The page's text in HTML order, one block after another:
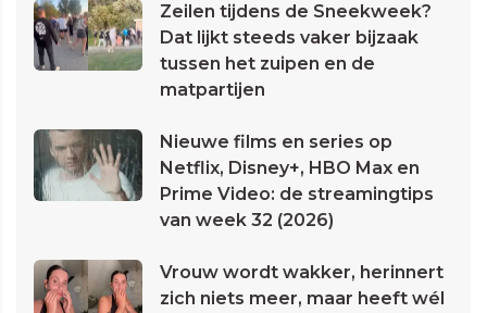
Zeilen tijdens de Sneekweek?
Dat lijkt steeds vaker bijzaak
tussen het zuipen en de
matpartijen
Nieuwe films en series op
Netflix, Disney+, HBO Max en
Prime Video: de streamingtips
van week 32 (2026)
Vrouw wordt wakker, herinnert
zich niets meer, maar heeft wél